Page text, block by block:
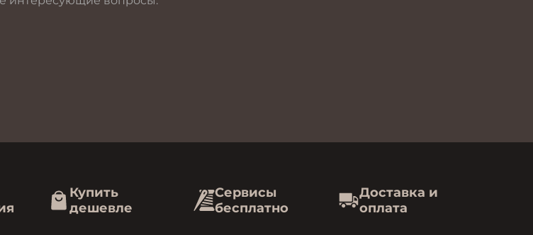
Купить
дешевле
Сервисы
бесплатно
Доставка и
оплата